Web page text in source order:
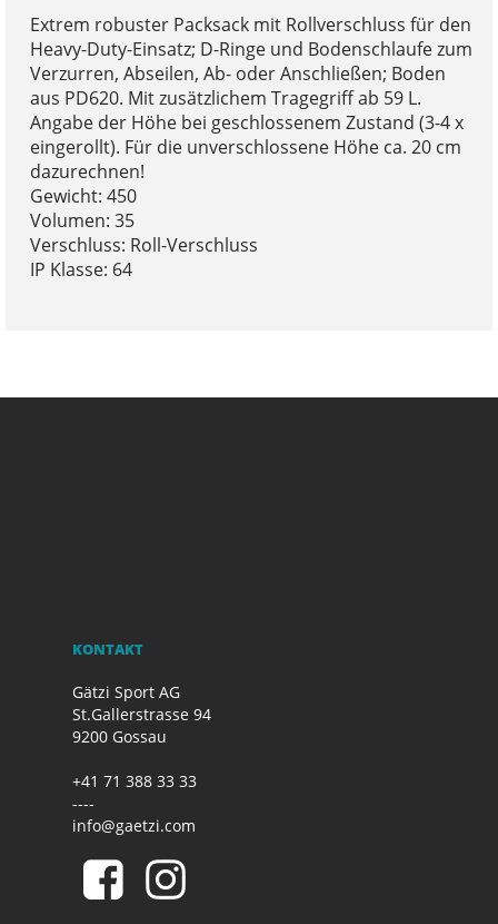
Extrem robuster Packsack mit Rollverschluss für den
Heavy-Duty-Einsatz; D-Ringe und Bodenschlaufe zum
Verzurren, Abseilen, Ab- oder Anschließen; Boden
aus PD620. Mit zusätzlichem Tragegriff ab 59 L.
Angabe der Höhe bei geschlossenem Zustand (3-4 x
eingerollt). Für die unverschlossene Höhe ca. 20 cm
dazurechnen!
Gewicht: 450
Volumen: 35
Verschluss: Roll-Verschluss
IP Klasse: 64
KONTAKT
Gätzi Sport AG
St.Gallerstrasse 94
9200 Gossau
+41 71 388 33 33
----
info@gaetzi.com